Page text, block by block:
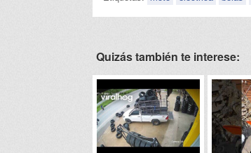
Quizás también te interese: